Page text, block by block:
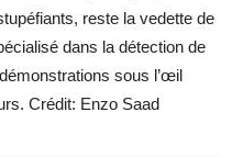
reste la vedette de
dans la détection de
sous l’œil
Crédit: Enzo Saad